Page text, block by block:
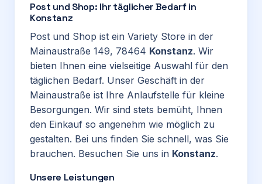
Post und Shop: Ihr täglicher Bedarf in
Konstanz
Post und Shop ist ein Variety Store in der
Mainaustraße 149, 78464 Konstanz. Wir
bieten Ihnen eine vielseitige Auswahl für den
täglichen Bedarf. Unser Geschäft in der
Mainaustraße ist Ihre Anlaufstelle für kleine
Besorgungen. Wir sind stets bemüht, Ihnen
den Einkauf so angenehm wie möglich zu
gestalten. Bei uns finden Sie schnell, was Sie
brauchen. Besuchen Sie uns in Konstanz.
Unsere Leistungen